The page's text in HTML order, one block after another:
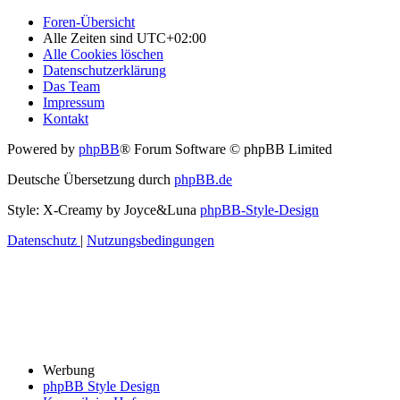
Foren-Übersicht
Alle Zeiten sind UTC+02:00
Alle Cookies löschen
Datenschutzerklärung
Das Team
Impressum
Kontakt
Powered by phpBB® Forum Software © phpBB Limited
Deutsche Übersetzung durch phpBB.de
Style: X-Creamy by Joyce&Luna phpBB-Style-Design
Datenschutz | Nutzungsbedingungen
Werbung
phpBB Style Design